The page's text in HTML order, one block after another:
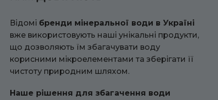
Відомі бренди мінеральної води в Україні
вже використовують наші унікальні продукти,
що дозволяють їм збагачувати воду
корисними мікроелементами та зберігати її
чистоту природним шляхом.
Наше рішення для збагачення води